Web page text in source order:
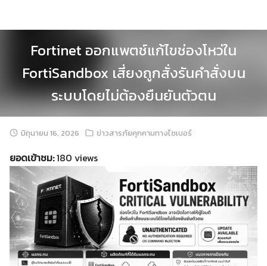
Fortinet ออกแพตช์แก้ไขช่องโหว่ใน
FortiSandbox เสี่ยงถูกสั่งรันคำสั่งบน
ระบบโดยไม่ต้องยืนยันตัวตน
มิถุนายน 16, 2026 ข่าวสารภัยคุกคามทางไซเบอร์
ยอดเข้าชม:180 views